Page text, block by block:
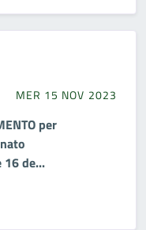
MER 15 NOV 2023
per
16 de...